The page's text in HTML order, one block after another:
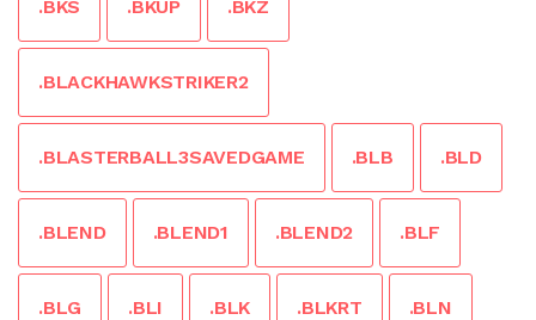
.BKS .BKUP .BKZ
.BLACKHAWKSTRIKER2
.BLASTERBALL3SAVEDGAME .BLB .BLD
.BLEND .BLEND1 .BLEND2 .BLF
.BLG .BLI .BLK .BLKRT .BLN